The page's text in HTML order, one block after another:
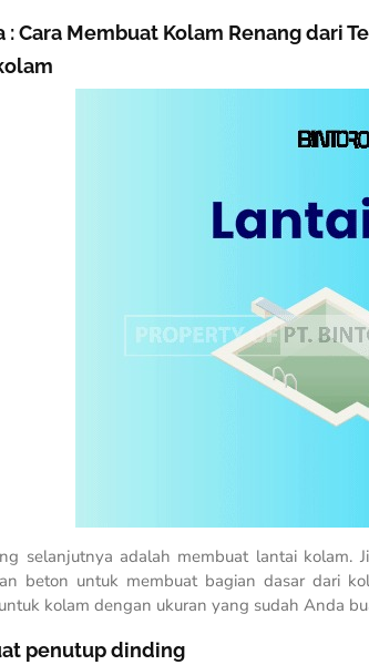
:Cara Membuat Kolam Renang dari
selanjutnya adalah membuat lantai kolam.
beton untuk membuat bagian dasar dari
kolam dengan ukuran yang sudah Anda
penutup dinding